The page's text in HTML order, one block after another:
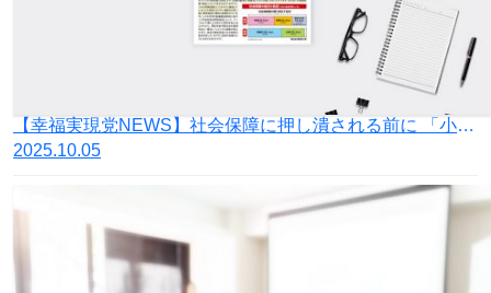
【幸福実現党NEWS】社会保障に押し潰される前に 「小さな政府、安い税金」への転換を
2025.10.05